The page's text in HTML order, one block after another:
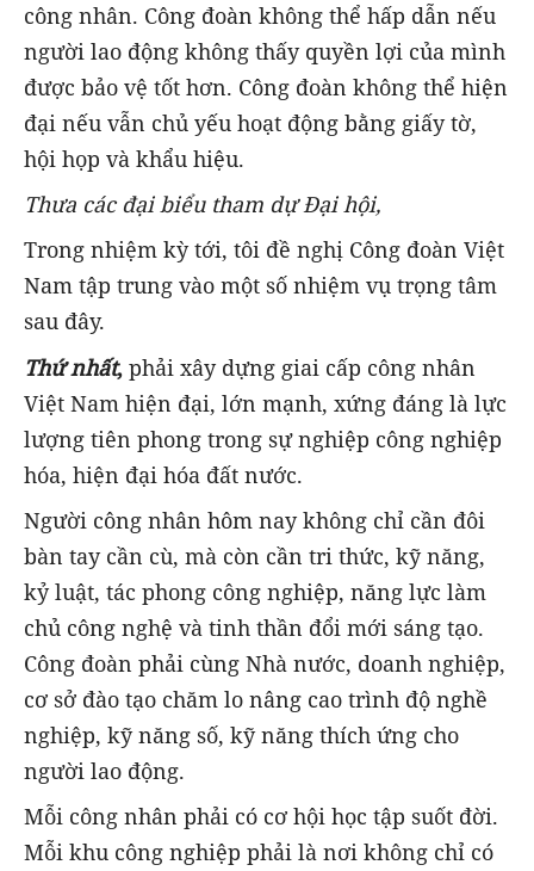
công nhân. Công đoàn không thể hấp dẫn nếu
người lao động không thấy quyền lợi của mình
được bảo vệ tốt hơn. Công đoàn không thể hiện
đại nếu vẫn chủ yếu hoạt động bằng giấy tờ,
hội họp và khẩu hiệu.
Thưa cácđại biểu tham dựĐại hội,
Trong nhiệm kỳ tới, tôi đề nghị Công đoàn Việt
Nam tập trung vào một số nhiệm vụ trọng tâm
sau đây.
Thứ nhất, phải xây dựng giai cấp công nhân
Việt Nam hiện đại, lớn mạnh, xứng đáng là lực
lượng tiên phong trong sự nghiệp công nghiệp
hóa, hiện đại hóa đất nước.
Người công nhân hôm nay không chỉ cần đôi
bàn tay cần cù, mà còn cần tri thức, kỹ năng,
kỷ luật, tác phong công nghiệp, năng lực làm
chủ công nghệ và tinh thần đổi mới sáng tạo.
Công đoàn phải cùng Nhà nước, doanh nghiệp,
cơ sở đào tạo chăm lo nâng cao trình độ nghề
nghiệp, kỹ năng số, kỹ năng thích ứng cho
người lao động.
Mỗi công nhân phải có cơ hội học tập suốt đời.
Mỗi khu công nghiệp phải là nơi không chỉ có